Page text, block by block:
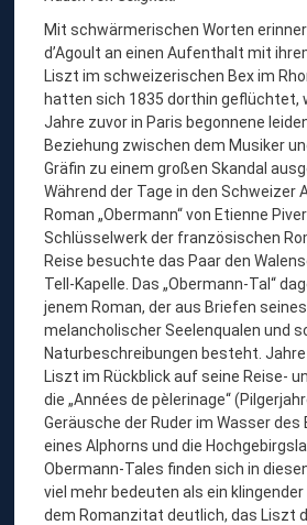
Mit schwärmerischen Worten
d’Agoult an einen Aufenthalt mit
Liszt im schweizerischen Bex im
hatten sich 1835 dorthin geflüchtet,
Jahre zuvor in Paris begonnene
Beziehung zwischen dem Musiker
Gräfin zu einem großen Skandal
Während der Tage in den Schweizer
Roman „Obermann“ von Etienne
Schlüsselwerk der französischen
Reise besuchte das Paar den
Tell-Kapelle. Das „Obermann-Tal“
jenem Roman, der aus Briefen
melancholischer Seelenqualen und
Naturbeschreibungen besteht.
Liszt im Rückblick auf seine Reise-
die „Années de pèlerinage“
Geräusche der Ruder im Wasser des
eines Alphorns und die
Obermann-Tales finden sich in
viel mehr bedeuten als ein
dem Romanzitat deutlich, das Liszt